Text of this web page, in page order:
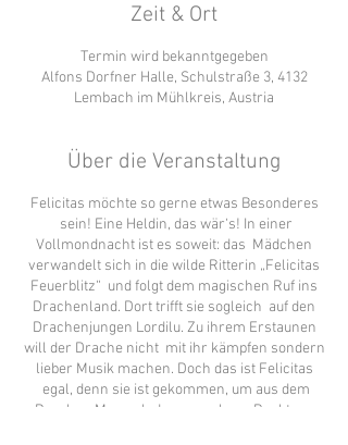
Zeit & Ort
Termin wird bekanntgegeben
Alfons Dorfner Halle, Schulstraße 3, 4132
Lembach im Mühlkreis, Austria
Über die Veranstaltung
Felicitas möchte so gerne etwas Besonderes
sein! Eine Heldin, das wär‘s! In einer
Vollmondnacht ist es soweit: das Mädchen
verwandelt sich in die wilde Ritterin „Felicitas
Feuerblitz“ und folgt dem magischen Ruf ins
Drachenland. Dort trifft sie sogleich auf den
Drachenjungen Lordilu. Zu ihrem Erstaunen
will der Drache nicht mit ihr kämpfen sondern
lieber Musik machen. Doch das ist Felicitas
egal, denn sie ist gekommen, um aus dem
Drachen Marmelade zu machen. Punktum.